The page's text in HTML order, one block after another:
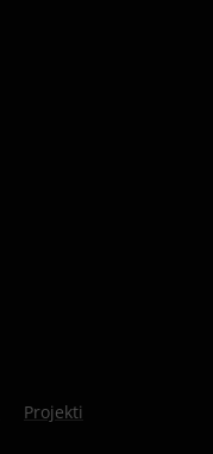
Projekti